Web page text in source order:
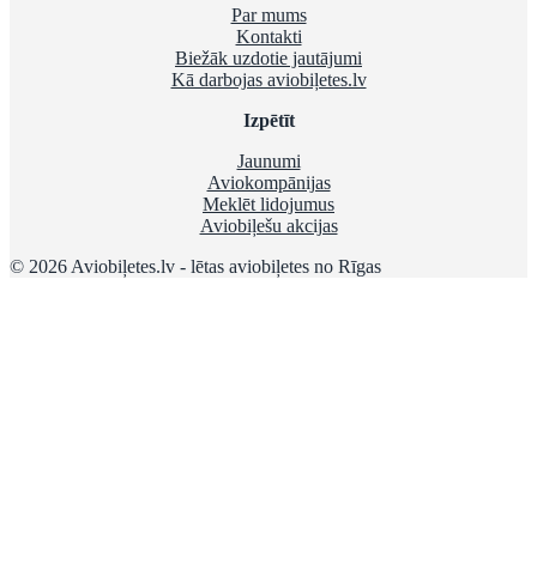
Par mums
Kontakti
Biežāk uzdotie jautājumi
Kā darbojas aviobiļetes.lv
Izpētīt
Jaunumi
Aviokompānijas
Meklēt lidojumus
Aviobiļešu akcijas
© 2026 Aviobiļetes.lv - lētas aviobiļetes no Rīgas